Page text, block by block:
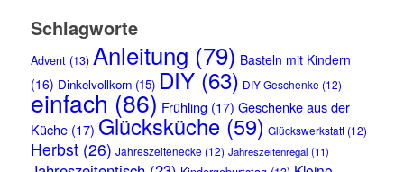
Schlagworte
Advent(13) Anleitung (79) Basteln mit Kindern
(16) Dinkelvollkorn(15) DIY(63) DIY-Geschenke (12)
einfach (86) Frühling (17) Geschenke aus der
Küche(17) Glücksküche(59) Glückswerkstatt(12)
Herbst(26) Jahreszeitenecke (12) Jahreszeitenregal (11)